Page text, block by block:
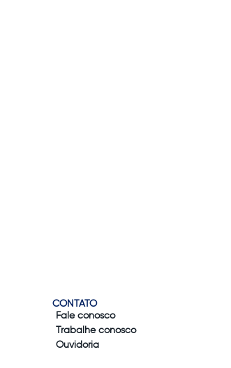
CONTATO
Fale conosco
Trabalhe conosco
Ouvidoria